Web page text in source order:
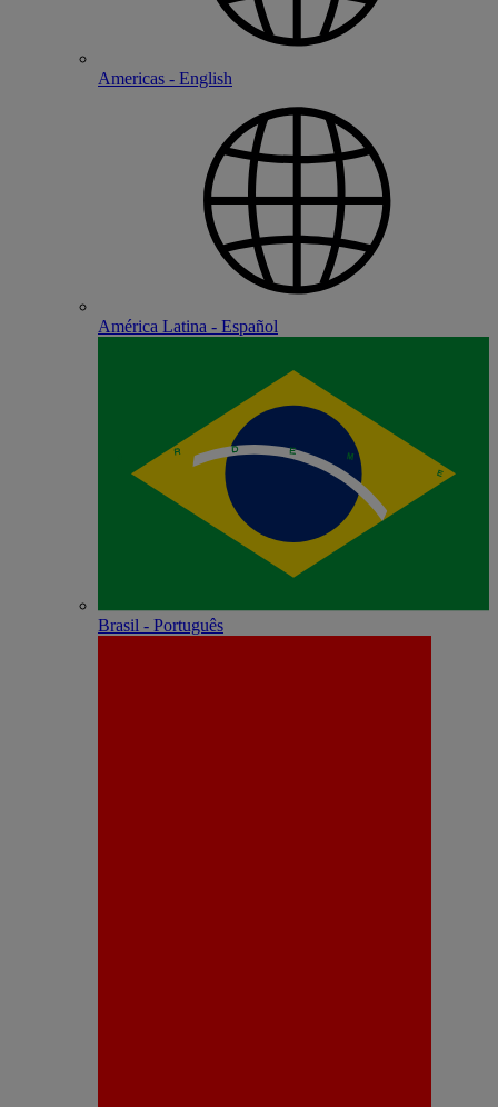
Americas - English
América Latina - Español
Brasil - Português